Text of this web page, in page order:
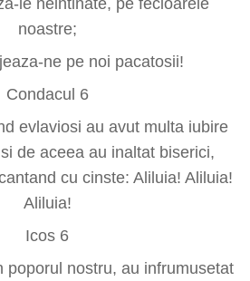
noastre;
ne pe noi pacatosii!
Condacul 6
evlaviosi au avut multa iubire
de aceea au inaltat biserici,
cu cinste: Aliluia! Aliluia!
Aliluia!
Icos 6
poporul nostru, au infrumusetat